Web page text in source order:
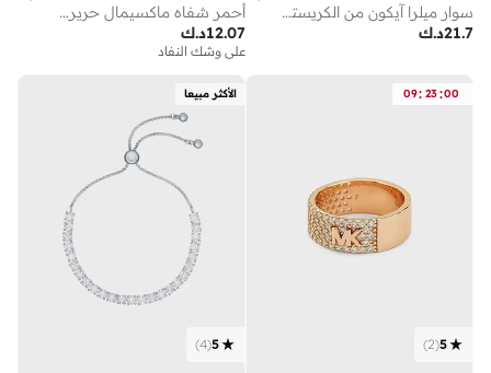
سوار ميلرا آيكون من الكريستال مع قطعة متحركة لضبط المقاس
د.ك21.7
أحمر شفاه ماكسيمال حريري غير لامع - جو ريترو
د.ك12.07
على وشك النفاد
09: 23:00
5
(
2
)
الأكثر مبيعا
5
(
4
)